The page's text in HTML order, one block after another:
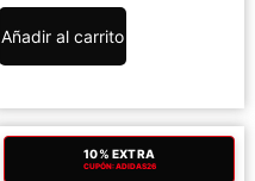
Añadir al carrito
10% EXTRA
CUPÓN: ADIDAS26